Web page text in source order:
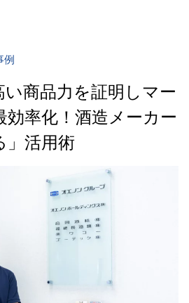
例
商品力を証明しマー
率化！酒造メーカー
」活用術